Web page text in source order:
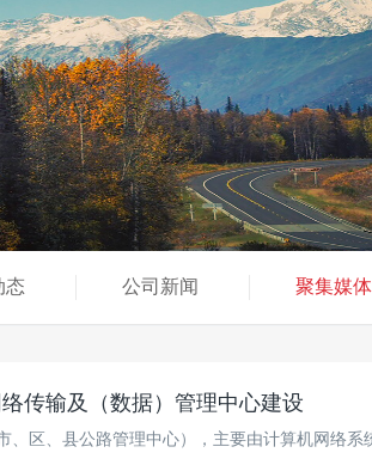
态 公司新闻 聚集媒体
传输及（数据）管理中心建设
、区、县公路管理中心），主要由计算机网络